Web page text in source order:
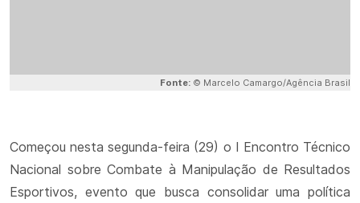
Fonte: © Marcelo Camargo/Agência Brasil
Começou nesta segunda-feira (29) o I Encontro Técnico
Nacional sobre Combate à Manipulação de Resultados
Esportivos, evento que busca consolidar uma política